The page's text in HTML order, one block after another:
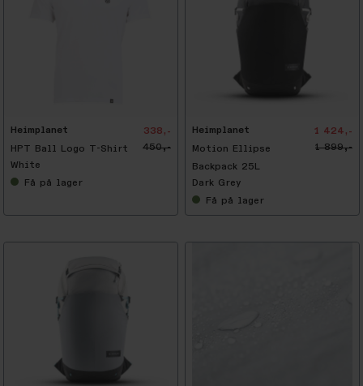
Heimplanet
HPT Ball Logo T-Shirt
338,-
450,-
White
Få på lager
Heimplanet
Motion Ellipse
Backpack 25L
1 424,-
1 899,-
Dark Grey
Få på lager